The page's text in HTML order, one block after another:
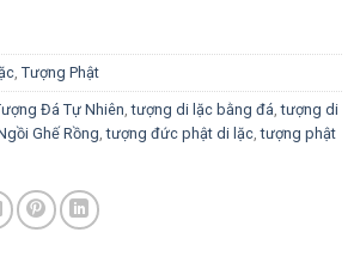
Tượng Phật
Đá Tự Nhiên ,tượng di lặc bằng đá ,tượng di
Ghế Rồng ,tượng đức phật di lặc ,tượng phật